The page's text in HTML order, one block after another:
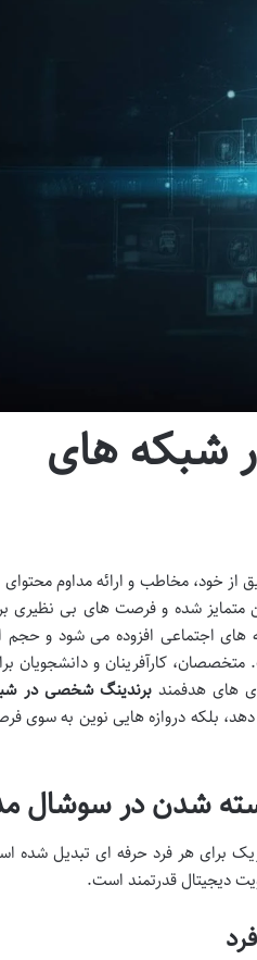
شبکه های
خود، مخاطب و ارائه مداوم محتوای
متمایز شده و فرصت های بی نظیری
های اجتماعی افزوده می شود و حجم
کارآفرینان و دانشجویان
های هدفمندبرندینگ شخصی در
دهد، بلکه دروازه هایی نوین به سوی
شدن در سوشال
برای هر فرد حرفه ای تبدیل شده
دیجیتال قدرتمند است.